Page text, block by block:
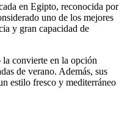
en Egipto, reconocida por
uno de los mejores
y gran capacidad de
convierte en la opción
de verano. Además, sus
estilo fresco y mediterráneo